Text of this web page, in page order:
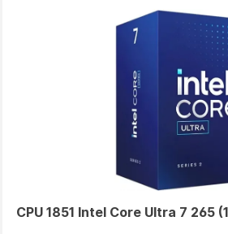
CPU 1851 Intel Core Ultra 7 265